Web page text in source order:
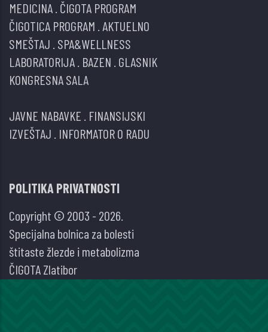
MEDICINA ČIGOTA PROGRAM
ČIGOTICA PROGRAM AKTUELNO
SMEŠTAJ SPA&WELLNESS
LABORATORIJA BAZEN GLASNIK
KONGRESNA SALA
JAVNE NABAVKE FINANSIJSKI
IZVEŠTAJ INFORMATOR O RADU
POLITIKA PRIVATNOSTI
Copyright © 2003 - 2026.
Specijalna bolnica za bolesti
štitaste žlezde i metabolizma
ČIGOTA Zlatibor